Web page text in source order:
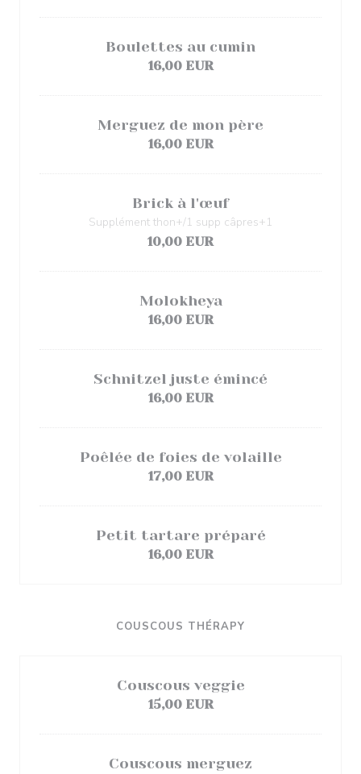
Boulettes au cumin
16,00 EUR
Merguez de mon père
16,00 EUR
Brick à l'œuf
Supplément thon+/1 supp câpres+1
10,00 EUR
Molokheya
16,00 EUR
Schnitzel juste émincé
16,00 EUR
Poêlée de foies de volaille
17,00 EUR
Petit tartare préparé
16,00 EUR
COUSCOUS THÉRAPY
Couscous veggie
15,00 EUR
Couscous merguez